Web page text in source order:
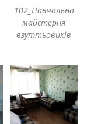
102_Навчальна
майстерня
взуттьовиків